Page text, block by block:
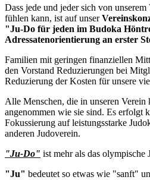
Dass jede und jeder sich von unserem
fühlen kann, ist auf unser
"Ju-Do für jeden im Budoka
Adressatenorientierung an erster
Familien mit geringen finanziellen
den Vorstand Reduzierungen bei
Reduzierung der Kosten für unsere
Alle Menschen, die in unseren Verein
angenommen wie sie sind. Es erfolgt
Fokussierung auf leistungsstarke
anderen Judoverein.
"Ju-Do" ist mehr als das olympische
"Ju" bedeutet so etwas wie "sanft"